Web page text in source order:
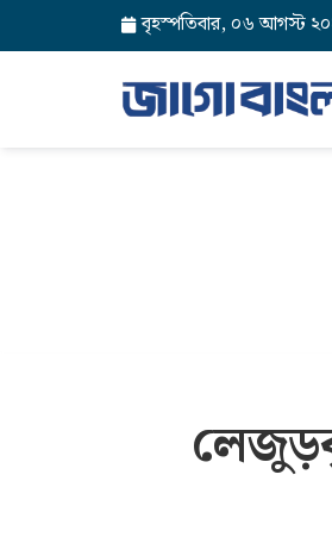
বৃহস্পতিবার, ০৬ আগস্ট